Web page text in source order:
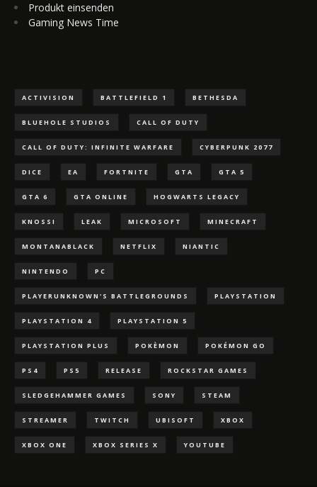
Produkt einsenden
Gaming News Time
ACTIVISION BATTLEFIELD 1 BETHESDA
BLUEHOLE STUDIOS CALL OF DUTY
CALL OF DUTY: INFINITE WARFARE CYBERPUNK 2077
DICE EA FORTNITE GTA GTA 5
GTA 6 GTA ONLINE HOGWARTS LEGACY
KNOSSI LEAK MICROSOFT MINECRAFT
MONTANABLACK NETFLIX NIANTIC
NINTENDO PC
PLAYERUNKNOWN'S BATTLEGROUNDS PLAYSTATION
PLAYSTATION 4 PLAYSTATION 5
PLAYSTATION PLUS POKÈMON POKÉMON GO
PS4 PS5 RELEASE ROCKSTAR GAMES
SLEDGEHAMMER GAMES SONY STEAM
STREAMER TWITCH UBISOFT XBOX
XBOX ONE XBOX SERIES X YOUTUBE